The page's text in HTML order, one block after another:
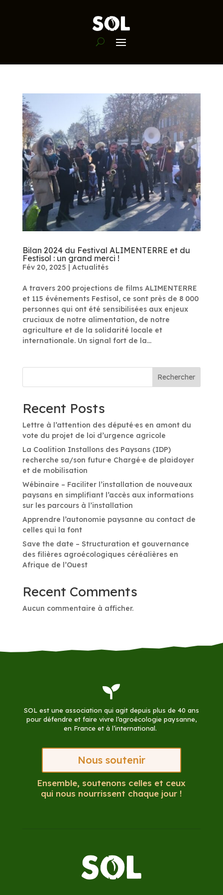
Bilan 2024 du Festival ALIMENTERRE et du
Festisol : un grand merci !
Fév 20, 2025 | Actualités
A travers 200 projections de films ALIMENTERRE
et 115 événements Festisol, ce sont près de 8 000
personnes qui ont été sensibilisées aux enjeux
cruciaux de notre alimentation, de notre
agriculture et de la solidarité locale et
internationale. Un signal fort de la...
Rechercher
Recent Posts
Lettre à l’attention des député·es en amont du
vote du projet de loi d’urgence agricole
La Coalition Installons des Paysans (IDP)
recherche sa/son futur·e Chargé·e de plaidoyer
et de mobilisation
Wébinaire – Faciliter l’installation de nouveaux
paysans en simplifiant l’accès aux informations
sur les parcours à l’installation
Apprendre l’autonomie paysanne au contact de
celles qui la font
Save the date – Structuration et gouvernance
des filières agroécologiques céréalières en
Afrique de l’Ouest
Recent Comments
Aucun commentaire à afficher.

SOL est une association qui agit depuis plus de 40 ans
pour défendre et faire vivre l’agroécologie paysanne,
en France et à l’international.
Nous soutenir
Ensemble, soutenons celles et ceux
qui nous nourrissent chaque jour !